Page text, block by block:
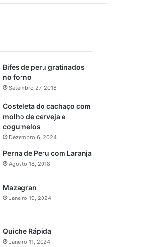
Bifes de peru gratinados
no forno
Setembro 27, 2018
Costeleta do cachaço com
molho de cerveja e
cogumelos
Dezembro 6, 2024
Perna de Peru com Laranja
Agosto 18, 2018
Mazagran
Janeiro 19, 2024
Quiche Rápida
Janeiro 11, 2024